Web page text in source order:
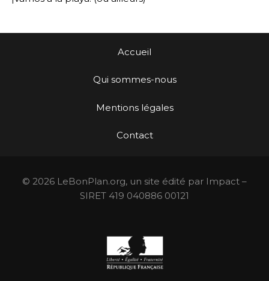
Accueil
Qui sommes-nous
Mentions légales
Contact
© 2026 LeBonPlan.org, un site édité par Impact –
SIRET 419 040886 00121